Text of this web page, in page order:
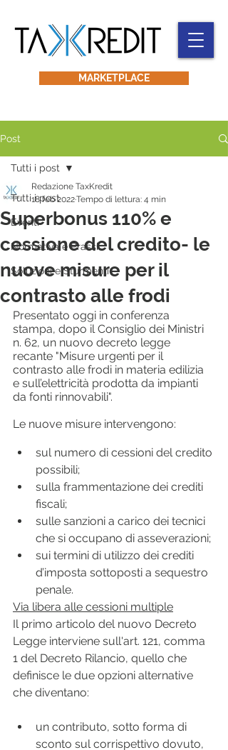
MARKETPLACE
Post
Tutti i post
Eventi
Normativa e Prassi
Soluzioni e Sturmenti
Tutti i post
Superbonus 110% e
cessione del credito- le
nuove misure per il
contrasto alle frodi
Redazione TaxKredit
18 feb 2022Tempo di lettura: 4 min
Presentato oggi in conferenza
stampa, dopo il Consiglio dei Ministri
n. 62, un nuovo decreto legge
recante "Misure urgenti per il
contrasto alle frodi in materia edilizia
e sull’elettricità prodotta da impianti
da fonti rinnovabili".
Le nuove misure intervengono:
sul numero di cessioni del credito
possibili;
sulla frammentazione dei crediti
fiscali;
sulle sanzioni a carico dei tecnici
che si occupano di asseverazioni;
sui termini di utilizzo dei crediti
d’imposta sottoposti a sequestro
penale.
Via libera alle cessioni multiple
Il primo articolo del nuovo Decreto
Legge interviene sull'art. 121, comma
1 del Decreto Rilancio, quello che
definisce le due opzioni alternative
che diventano:
un contributo, sotto forma di
sconto sul corrispettivo dovuto,